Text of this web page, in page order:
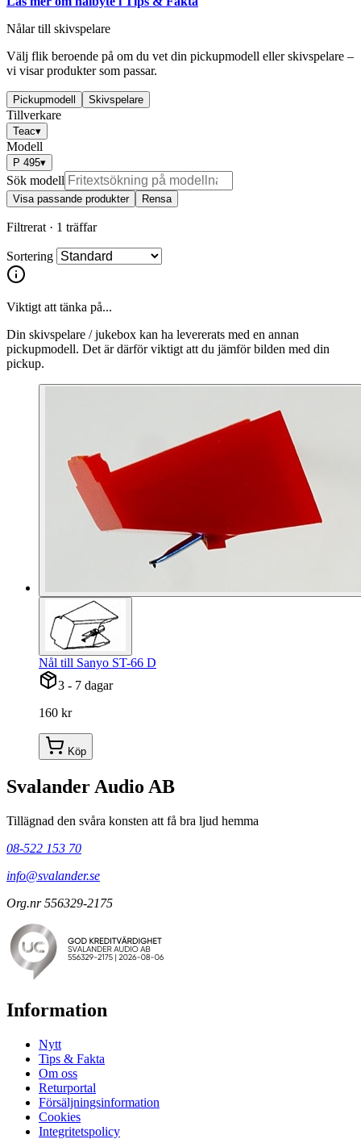
Nålar till skivspelare
Välj flik beroende på om du vet din pickupmodell eller skivspelare –
vi visar produkter som passar.
Pickupmodell Skivspelare
Tillverkare
Teac▾
Modell
P 495▾
Sök modell
Visa passande produkter Rensa
Filtrerat · 1 träffar
Sortering
Viktigt att tänka på...
Din skivspelare / jukebox kan ha levererats med en annan
pickupmodell. Det är därför viktigt att du jämför bilden med din
pickup.
Nål till Sanyo ST-66 D
3 - 7 dagar
160 kr
Köp
Svalander Audio AB
Tillägnad den svåra konsten att få bra ljud hemma
08-522 153 70
info@svalander.se
Org.nr 556329-2175
Information
Nytt
Tips & Fakta
Om oss
Returportal
Försäljningsinformation
Cookies
Integritetspolicy